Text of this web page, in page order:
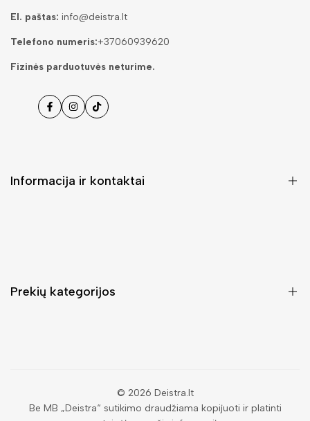
El. paštas: info@deistra.lt
Telefono numeris:+37060939620
Fizinės parduotuvės neturime.
FacebookInstagramas
Tiktok
Informacija ir kontaktai
Prekių kategorijos
Kuprinės moterims
Vyriškos piniginės
© 2026 Deistra.lt
Be MB „Deistra“ sutikimo draudžiama kopijuoti ir platinti